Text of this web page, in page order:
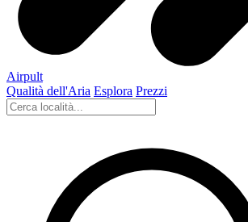
Airpult
Qualità dell'Aria Esplora Prezzi